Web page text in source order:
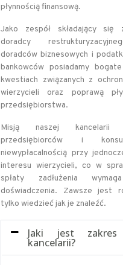
płynnością finansową.
Jako zespół składający się
doradcy
doradców biznesowych i
bankowców posiadamy
kwestiach związanych z
wierzycieli oraz poprawą
przedsiębiorstwa.
Misją naszej kancelarii
przedsiębiorców i
niewypłacalnością przy
interesu wierzycieli, co w
spłaty zadłużenia
doświadczenia. Zawsze jest
tylko wiedzieć jak je znaleźć.
Jaki jest zakres
kancelarii?